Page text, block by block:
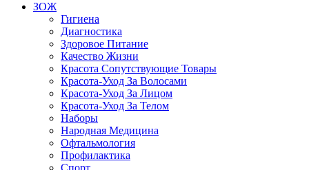
ЗОЖ
Гигиена
Диагностика
Здоровое Питание
Качество Жизни
Красота Сопутствующие Товары
Красота-Уход За Волосами
Красота-Уход За Лицом
Красота-Уход За Телом
Наборы
Народная Медицина
Офтальмология
Профилактика
Спорт